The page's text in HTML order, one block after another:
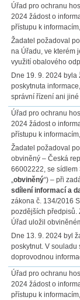
Úřad pro ochranu
2024 žádost o
přístupu k
Žadatel požadoval
na Úřadu, ve kterém
využití obalového
Dne 19. 9. 2024 byla
poskytnuta
správní řízení ani jiné
Úřad pro ochranu
2024 žádost o
přístupu k
Žadatel požadoval
obviněný – Česká
66002222, se sídlem
„obviněný“) – při
sdílení informací a
zákona č. 134/2016
pozdějších předpisů.
Úřad uložil
Dne 13. 9. 2024 byl
poskytnut. V souladu
doprovodnou
Úřad pro ochranu
2024 žádost o
přístupu k